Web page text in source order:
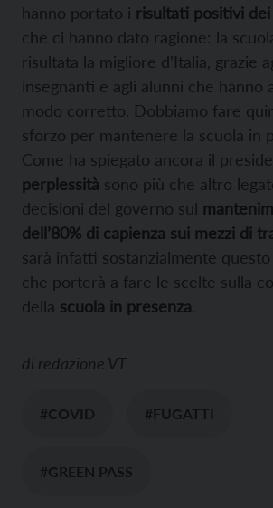
hanno portato i risultati positivi
che ci hanno dato ragione: la
risultata la migliore d’Italia, grazie
insegnanti e agli alunni che hanno
modo corretto. Dobbiamo fare
sforzo per mantenere la scuola in
Come ha spiegato ancora il
perplessità sono più che altro
decisioni del governo sul
dell’80% di capienza sui mezzi di
sarà infatti sostanzialmente
che porterà a fare le scelte sulla
della scuola in presenza.
di redazione VT
#COVID #FUGATTI
#GREEN PASS